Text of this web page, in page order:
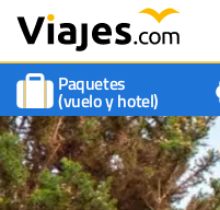
Paquetes
(vuelo y hotel)